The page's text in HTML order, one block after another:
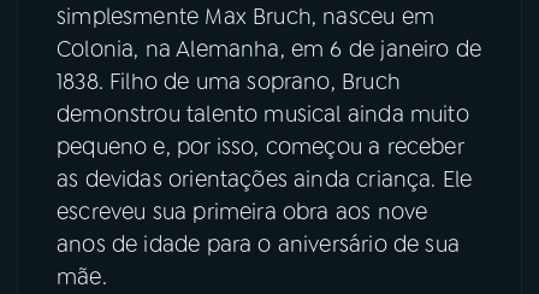
Instagram X
TikTok
simplesmente Max Bruch, nasceu em
Colonia, na Alemanha, em 6 de janeiro de
1838. Filho de uma soprano, Bruch
demonstrou talento musical ainda muito
pequeno e, por isso, começou a receber
as devidas orientações ainda criança. Ele
escreveu sua primeira obra aos nove
anos de idade para o aniversário de sua
mãe.